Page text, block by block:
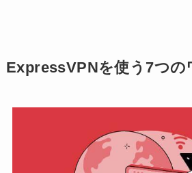
ExpressVPNを使う7つの